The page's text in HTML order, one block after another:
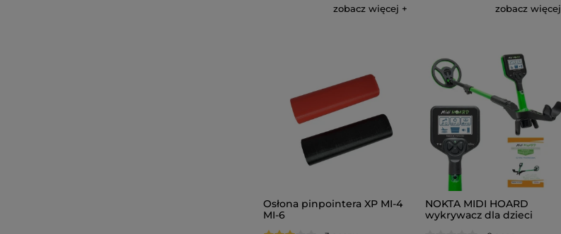
zobacz więcej zobacz więcej
Osłona pinpointera XP MI-4
MI-6
NOKTA MIDI HOARD
wykrywacz dla dzieci